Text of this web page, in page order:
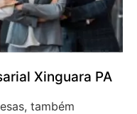
Xinguara PA
também